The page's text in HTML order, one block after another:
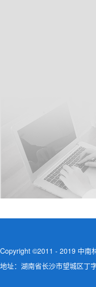
Copyright ©2011 - 2019 中南
地址：湖南省长沙市望城区丁